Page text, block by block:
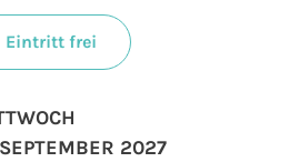
Eintritt frei
2027